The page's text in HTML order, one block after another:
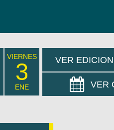
VIERNES
3
ENE
VER
VER